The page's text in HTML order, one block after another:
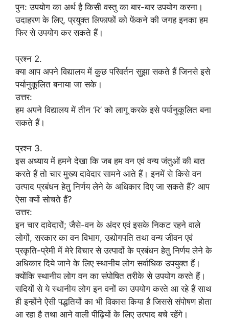
पुन: उपयोग का अर्थ है किसी वस्तु का बार-बार उपयोग करना।
उदाहरण के लिए, प्रयुक्त लिफाफों को फेंकने की जगह इनका हम
फिर से उपयोग कर सकते हैं।
प्रश्न 2.
क्या आप अपने विद्यालय में कुछ परिवर्तन सुझा सकते हैं जिनसे इसे
पर्यानुकूलित बनाया जा सके।
उत्तर:
हम अपने विद्यालय में तीन ‘R’ को लागू करके इसे पर्यानुकूलित बना
सकते हैं।
प्रश्न 3.
इस अध्याय में हमने देखा कि जब हम वन एवं वन्य जंतुओं की बात
करते हैं तो चार मुख्य दावेदार सामने आते हैं। इनमें से किसे वन
उत्पाद प्रबंधन हेतु निर्णय लेने के अधिकार दिए जा सकते हैं? आप
ऐसा क्यों सोचते हैं?
उत्तर:
इन चार दावेदारों; जैसे-वन के अंदर एवं इसके निकट रहने वाले
लोगों, सरकार का वन विभाग, उद्योगपति तथा वन्य जीवन एवं
प्रकृति-प्रेमी में मेरे विचार से उत्पादों के प्रबंधन हेतु निर्णय लेने के
अधिकार दिये जाने के लिए स्थानीय लोग सर्वाधिक उपयुक्त हैं।
क्योंकि स्थानीय लोग वन का संपोषित तरीके से उपयोग करते हैं।
सदियों से ये स्थानीय लोग इन वनों का उपयोग करते आ रहे हैं साथ
ही इन्होंने ऐसी पद्धतियों का भी विकास किया है जिससे संपोषण होता
आ रहा है तथा आने वाली पीढ़ियों के लिए उत्पाद बचे रहेंगे।